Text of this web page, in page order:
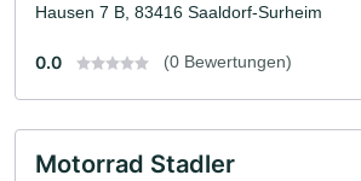
Hausen 7 B, 83416 Saaldorf-Surheim
0.0 (0 Bewertungen)
Motorrad Stadler